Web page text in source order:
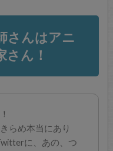
さんはアニ
さん！
らめ本当にあり
に、あの、つ